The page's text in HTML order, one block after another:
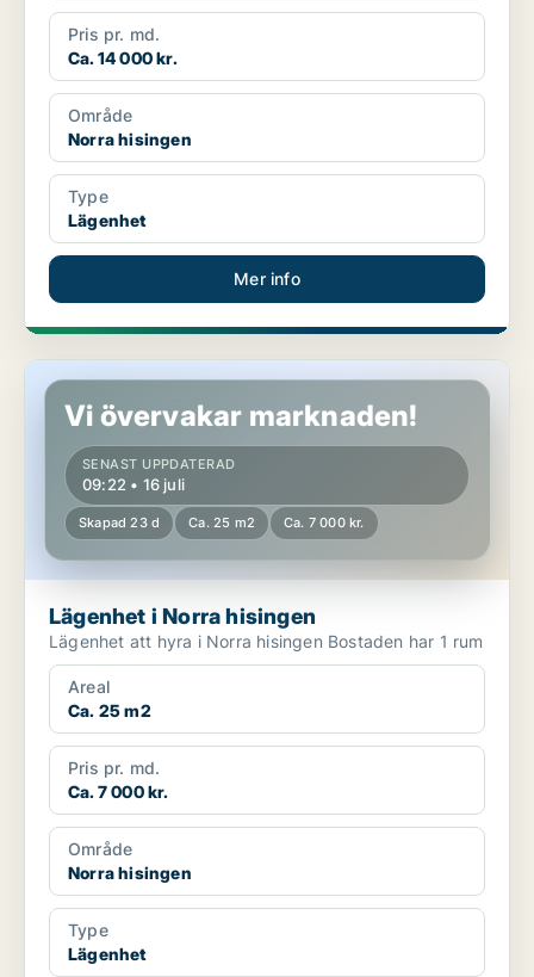
Pris pr. md.
Ca. 14 000 kr.
Område
Norra hisingen
Type
Lägenhet
Mer info
Lägenhet i Norra hisingen
Vi övervakar marknaden!
SENAST UPPDATERAD
09:22 • 16 juli
Skapad 23 d Ca. 25 m2 Ca. 7 000 kr.
Lägenhet i Norra hisingen
Lägenhet att hyra i Norra hisingen Bostaden har 1 rum
Areal
Ca. 25 m2
Pris pr. md.
Ca. 7 000 kr.
Område
Norra hisingen
Type
Lägenhet